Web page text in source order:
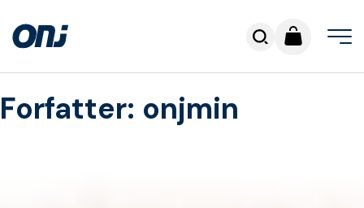
Forfatter: onjmin